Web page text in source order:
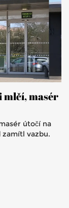
masér
útočí na
zamítl vazbu.